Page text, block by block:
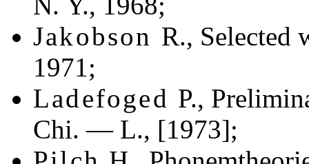
Jakobson R., Selected
1971;
Ladefoged P.,
Chi. — L., [1973];